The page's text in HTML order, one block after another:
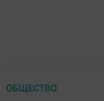
ОБЩЕСТВО